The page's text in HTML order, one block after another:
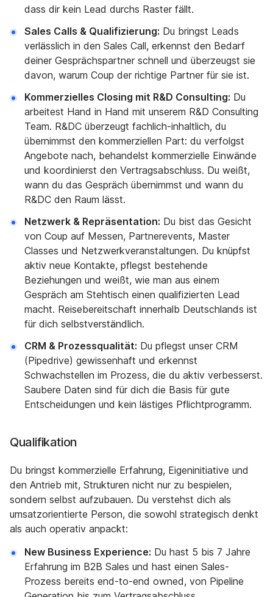
dass dir kein Lead durchs Raster fällt.
Sales Calls & Qualifizierung: Du bringst Leads
verlässlich in den Sales Call, erkennst den Bedarf
deiner Gesprächspartner schnell und überzeugst sie
davon, warum Coup der richtige Partner für sie ist.
Kommerzielles Closing mit R&D Consulting: Du
arbeitest Hand in Hand mit unserem R&D Consulting
Team. R&DC überzeugt fachlich-inhaltlich, du
übernimmst den kommerziellen Part: du verfolgst
Angebote nach, behandelst kommerzielle Einwände
und koordinierst den Vertragsabschluss. Du weißt,
wann du das Gespräch übernimmst und wann du
R&DC den Raum lässt.
Netzwerk & Repräsentation: Du bist das Gesicht
von Coup auf Messen, Partnerevents, Master
Classes und Netzwerkveranstaltungen. Du knüpfst
aktiv neue Kontakte, pflegst bestehende
Beziehungen und weißt, wie man aus einem
Gespräch am Stehtisch einen qualifizierten Lead
macht. Reisebereitschaft innerhalb Deutschlands ist
für dich selbstverständlich.
CRM & Prozessqualität: Du pflegst unser CRM
(Pipedrive) gewissenhaft und erkennst
Schwachstellen im Prozess, die du aktiv verbesserst.
Saubere Daten sind für dich die Basis für gute
Entscheidungen und kein lästiges Pflichtprogramm.
Qualifikation
Du bringst kommerzielle Erfahrung, Eigeninitiative und
den Antrieb mit, Strukturen nicht nur zu bespielen,
sondern selbst aufzubauen. Du verstehst dich als
umsatzorientierte Person, die sowohl strategisch denkt
als auch operativ anpackt:
New Business Experience: Du hast 5 bis 7 Jahre
Erfahrung im B2B Sales und hast einen Sales-
Prozess bereits end-to-end owned, von Pipeline